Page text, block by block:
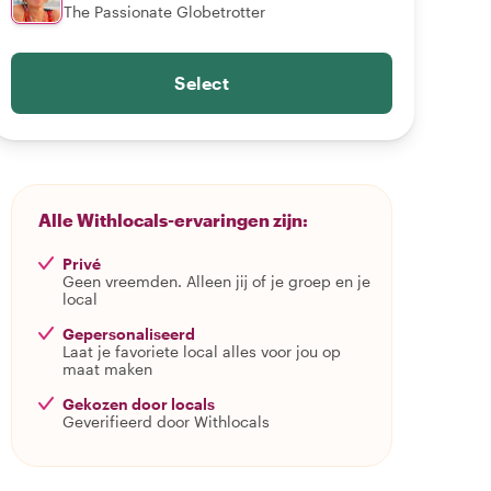
The Passionate Globetrotter
Select
Alle Withlocals-ervaringen zijn:
Privé
Geen vreemden. Alleen jij of je groep en je
local
Gepersonaliseerd
Laat je favoriete local alles voor jou op
maat maken
Gekozen door locals
Geverifieerd door Withlocals